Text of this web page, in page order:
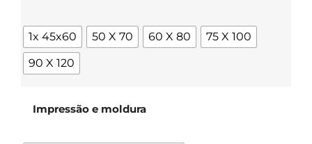
1x 45x60 50 X 70 60 X 80
75 X 100
90 X 120
Impressão e moldura